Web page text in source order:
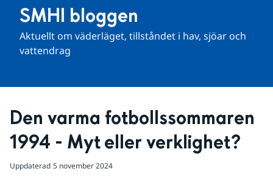
SMHI bloggen
Aktuellt om väderläget, tillståndet i hav, sjöar och
vattendrag
Den varma fotbollssommaren
1994 - Myt eller verklighet?
Uppdaterad 5 november 2024